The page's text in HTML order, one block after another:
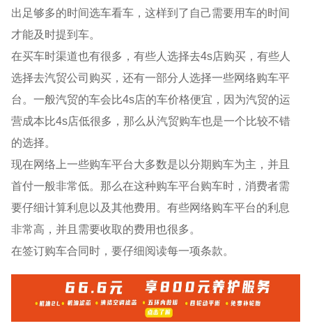
出足够多的时间选车看车，这样到了自己需要用车的时间
才能及时提到车。
在买车时渠道也有很多，有些人选择去4s店购买，有些人
选择去汽贸公司购买，还有一部分人选择一些网络购车平
台。一般汽贸的车会比4s店的车价格便宜，因为汽贸的运
营成本比4s店低很多，那么从汽贸购车也是一个比较不错
的选择。
现在网络上一些购车平台大多数是以分期购车为主，并且
首付一般非常低。那么在这种购车平台购车时，消费者需
要仔细计算利息以及其他费用。有些网络购车平台的利息
非常高，并且需要收取的费用也很多。
在签订购车合同时，要仔细阅读每一项条款。